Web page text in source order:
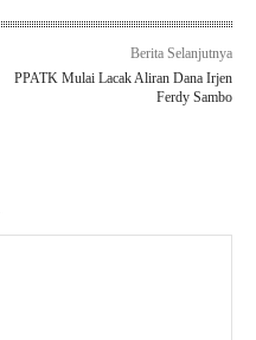
Berita Selanjutnya
PPATK Mulai Lacak Aliran Dana Irjen
Ferdy Sambo